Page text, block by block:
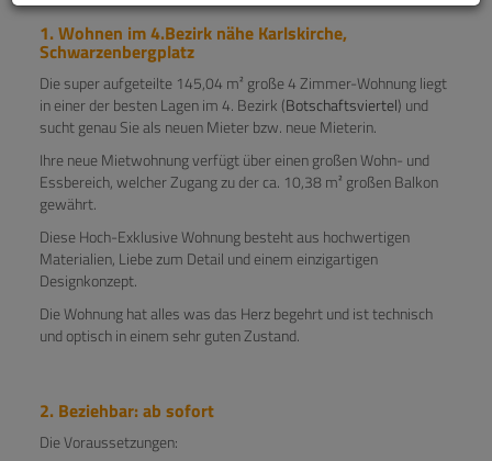
1. Wohnen im 4.Bezirk nähe Karlskirche,
Schwarzenbergplatz
Die super aufgeteilte 145,04 m² große 4 Zimmer-Wohnung liegt
in einer der besten Lagen im 4. Bezirk (Botschaftsviertel) und
sucht genau Sie als neuen Mieter bzw. neue Mieterin.
Ihre neue Mietwohnung verfügt über einen großen Wohn- und
Essbereich, welcher Zugang zu der ca. 10,38 m² großen Balkon
gewährt.
Diese Hoch-Exklusive Wohnung besteht aus hochwertigen
Materialien, Liebe zum Detail und einem einzigartigen
Designkonzept.
Die Wohnung hat alles was das Herz begehrt und ist technisch
und optisch in einem sehr guten Zustand.
2. Beziehbar: ab sofort
Die Voraussetzungen: